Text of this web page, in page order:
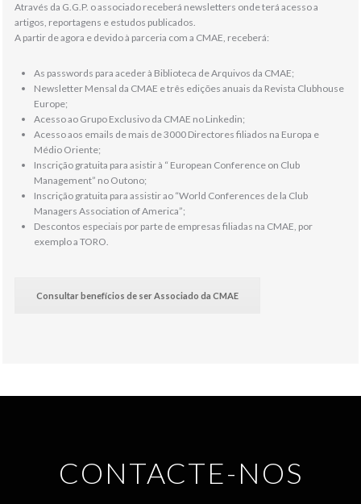
Através da G.G.P. o associado receberá newsletters onde terá acesso a
artigos, reportagens e estudos publicados.
A partir de agora e devido à parceria com a CMAE, receberá:
As passwords para aceder à Biblioteca de Arquivos da CMAE;
Newsletter Mensal da CMAE e três edições anuais da Revista Clubhouse
Europe;
Acesso ao Grupo Exclusivo da CMAE no Linkedin;
Acesso aos emails de mais de 3000 Directores filiados na Europa e
Médio Oriente;
Inscrição gratuita para asistir à “ European Conference on Club
Management” no Outono;
Inscrição gratuita para assistir ao “World Conferences de la Club
Managers Association of America”;
Descontos especiais por parte de empresas filiadas na CMAE, por
exemplo a TORO.
Consultar benefícios de ser Associado da CMAE
CONTACTE-NOS